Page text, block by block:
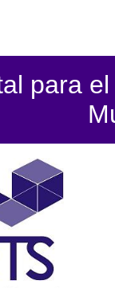
para